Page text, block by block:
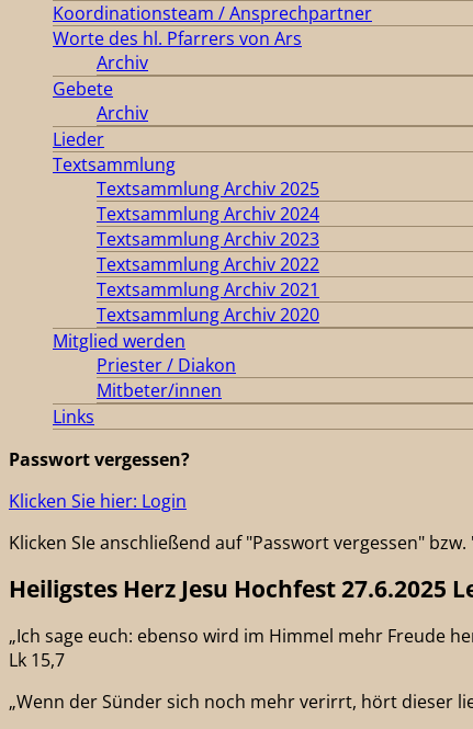
Koordinationsteam / Ansprechpartner
Worte des hl. Pfarrers von Ars
Archiv
Gebete
Archiv
Lieder
Textsammlung
Textsammlung Archiv 2025
Textsammlung Archiv 2024
Textsammlung Archiv 2023
Textsammlung Archiv 2022
Textsammlung Archiv 2021
Textsammlung Archiv 2020
Mitglied werden
Priester / Diakon
Mitbeter/innen
Links
Passwort vergessen?
Klicken Sie hier: Login
Klicken SIe anschließend auf "Passwort vergessen"
Heiligstes Herz Jesu Hochfest 27.6.2025
„Ich sage euch: ebenso wird im Himmel mehr Freude
Lk 15,7
„Wenn der Sünder sich noch mehr verirrt, hört dieser